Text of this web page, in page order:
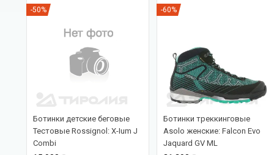
-50%
Ботинки детские беговые
Тестовые Rossignol: X-Ium J
Combi
-60%
Ботинки треккинговые
Asolo женские: Falcon Evo
Jaquard GV ML